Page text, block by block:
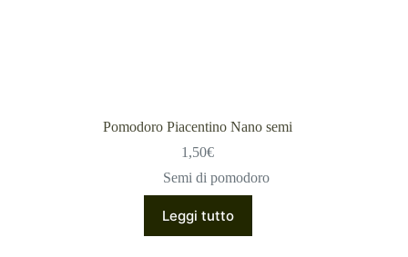
Pomodoro Piacentino Nano semi
1,50€
Semi di pomodoro
Leggi tutto